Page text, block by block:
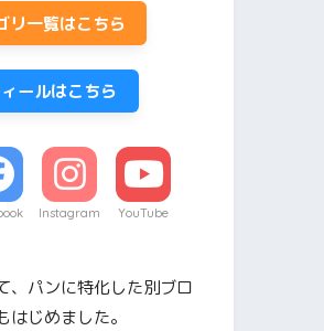
リ一覧はこちら
ールはこちら
Instagram YouTube
、パンに特化した別ブロ
はじめました。